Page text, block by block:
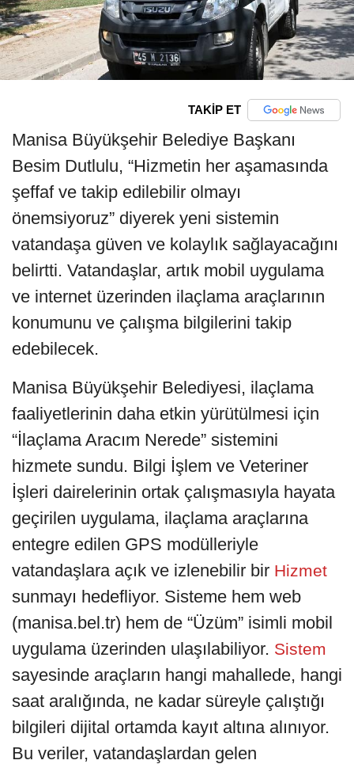
TAKİP ET
Manisa Büyükşehir Belediye Başkanı
Besim Dutlulu, “Hizmetin her aşamasında
şeffaf ve takip edilebilir olmayı
önemsiyoruz” diyerek yeni sistemin
vatandaşa güven ve kolaylık sağlayacağını
belirtti. Vatandaşlar, artık mobil uygulama
ve internet üzerinden ilaçlama araçlarının
konumunu ve çalışma bilgilerini takip
edebilecek.
Manisa Büyükşehir Belediyesi, ilaçlama
faaliyetlerinin daha etkin yürütülmesi için
“İlaçlama Aracım Nerede” sistemini
hizmete sundu. Bilgi İşlem ve Veteriner
İşleri dairelerinin ortak çalışmasıyla hayata
geçirilen uygulama, ilaçlama araçlarına
entegre edilen GPS modülleriyle
vatandaşlara açık ve izlenebilir bir Hizmet
sunmayı hedefliyor. Sisteme hem web
(manisa.bel.tr) hem de “Üzüm” isimli mobil
uygulama üzerinden ulaşılabiliyor. Sistem
sayesinde araçların hangi mahallede, hangi
saat aralığında, ne kadar süreyle çalıştığı
bilgileri dijital ortamda kayıt altına alınıyor.
Bu veriler, vatandaşlardan gelen